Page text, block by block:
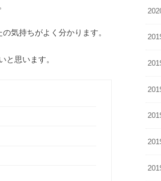
気持ちがよく分かります。
と思います。